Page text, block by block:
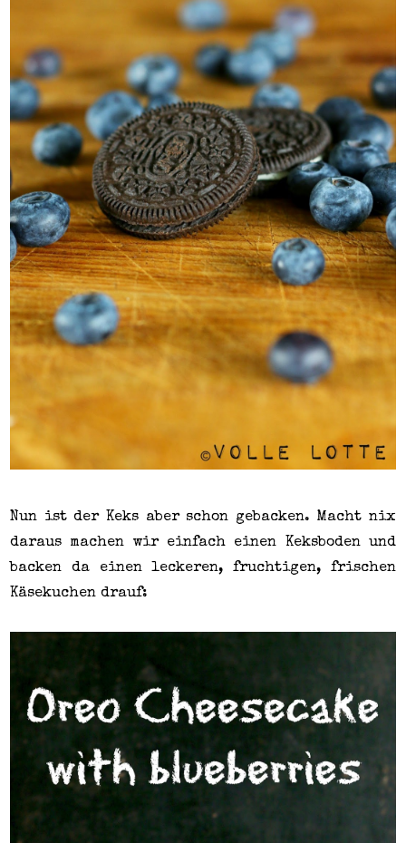
Nun ist der Keks aber schon gebacken. Macht nix
daraus machen wir einfach einen Keksboden und
backen da einen leckeren, fruchtigen, frischen
Käsekuchen drauf: